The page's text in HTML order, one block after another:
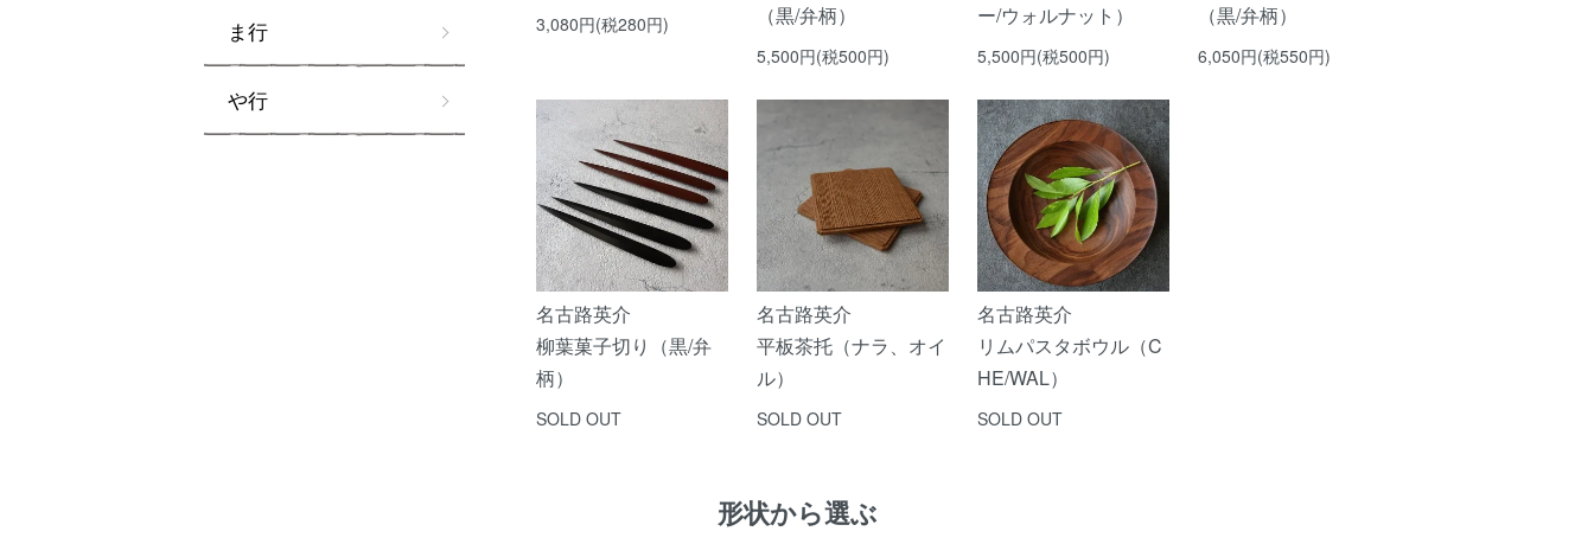
3,080円(税280円)
（黒/弁柄）
5,500円(税500円)
ー/ウォルナット）
5,500円(税500円)
（黒/弁柄）
6,050円(税550円)
名古路英介
柳葉菓子切り（黒/弁
柄）
SOLD OUT
名古路英介
平板茶托（ナラ、オイ
ル）
SOLD OUT
名古路英介
リムパスタボウル（C
HE/WAL）
SOLD OUT
ま行
や行
形状から選ぶ